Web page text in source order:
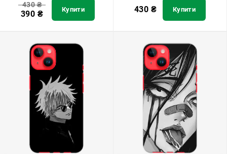
430₴
390 ₴ Купити 430 ₴ Купити